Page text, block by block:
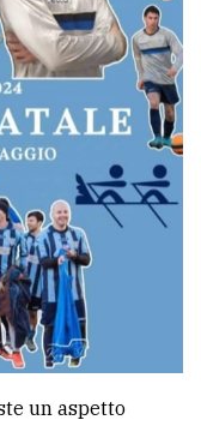
un aspetto